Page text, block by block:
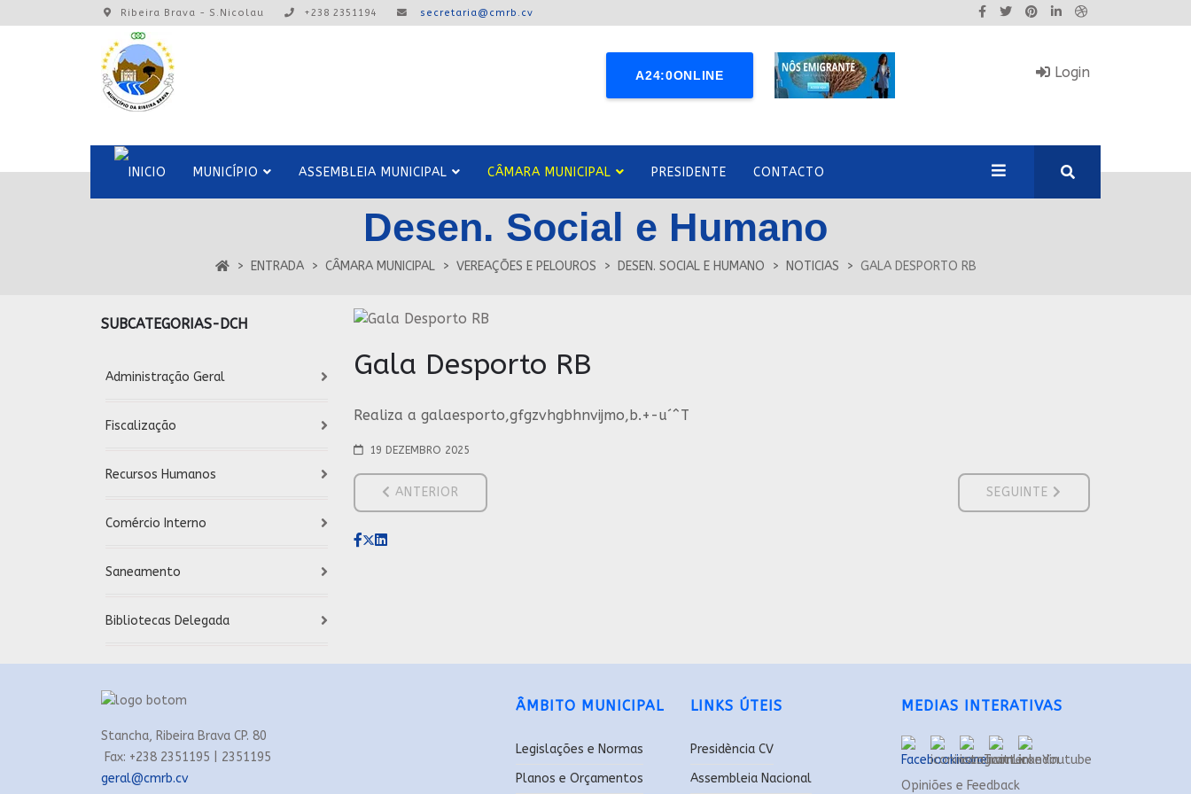
Ribeira Brava - S.Nicolau +238 2351194 secretaria@cmrb.cv
A24:0ONLINE Login
MUNICÍPIO ASSEMBLEIA MUNICIPAL CÂMARA MUNICIPAL PRESIDENTE CONTACTO
Desen. Social e Humano
ENTRADA CÂMARA MUNICIPAL VEREAÇÕES E PELOUROS DESEN. SOCIAL E HUMANO NOTICIAS GALA DESPORTO RB
SUBCATEGORIAS-DCH
Administração Geral
Fiscalização
Recursos Humanos
Comércio Interno
Saneamento
Bibliotecas Delegada
Gala Desporto RB
Realiza a galaesporto,gfgzvhgbhnvijmo,b.+-u´^T
19 DEZEMBRO 2025
ARTIGO ANTERIOR: 𝐍𝐚𝐭𝐚𝐥 𝐝𝐨𝐬 𝐈𝐝𝐨𝐬𝐨𝐬
ANTERIOR ARTIGO SEGUINTE: A𝐩𝐨𝐢𝐨 𝐚𝐨
SEGUINTE
Stancha, Ribeira Brava CP. 80
Fax: +238 2351195 | 2351195
geral@cmrb.cv
ÂMBITO MUNICIPAL
Legislações e Normas
Planos e Orçamentos
LINKS ÚTEIS
Presidència CV
Assembleia Nacional
MEDIAS INTERATIVAS
Opiniões e Feedback